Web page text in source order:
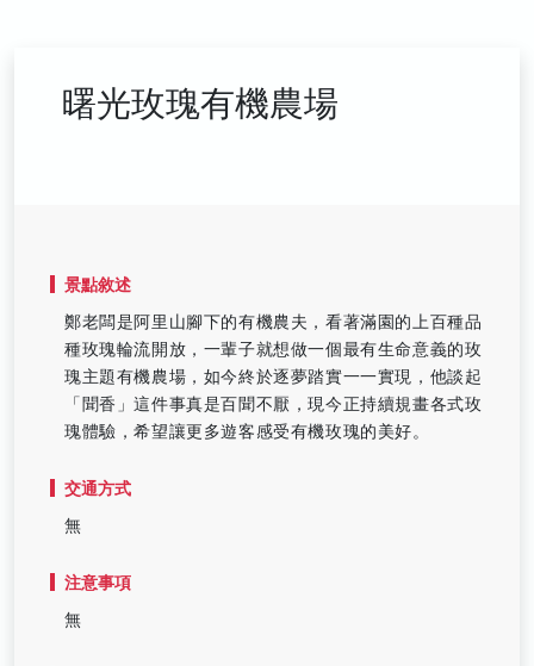
曙光玫瑰有機農場
景點敘述
鄭老闆是阿里山腳下的有機農夫，看著滿園的上百種品
種玫瑰輪流開放，一輩子就想做一個最有生命意義的玫
瑰主題有機農場，如今終於逐夢踏實一一實現，他談起
「聞香」這件事真是百聞不厭，現今正持續規畫各式玫
瑰體驗，希望讓更多遊客感受有機玫瑰的美好。
交通方式
無
注意事項
無